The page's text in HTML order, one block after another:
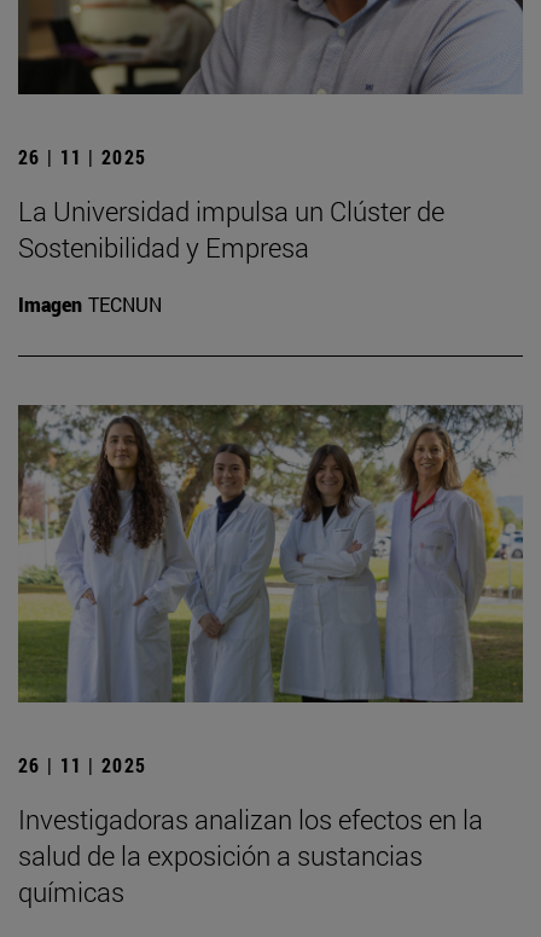
26 | 11 | 2025
La Universidad impulsa un Clúster de
Sostenibilidad y Empresa
Imagen TECNUN
26 | 11 | 2025
Investigadoras analizan los efectos en la
salud de la exposición a sustancias
químicas